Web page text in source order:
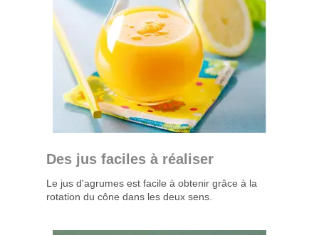
Des jus faciles à réaliser
Le jus d'agrumes est facile à obtenir grâce à la
rotation du cône dans les deux sens.